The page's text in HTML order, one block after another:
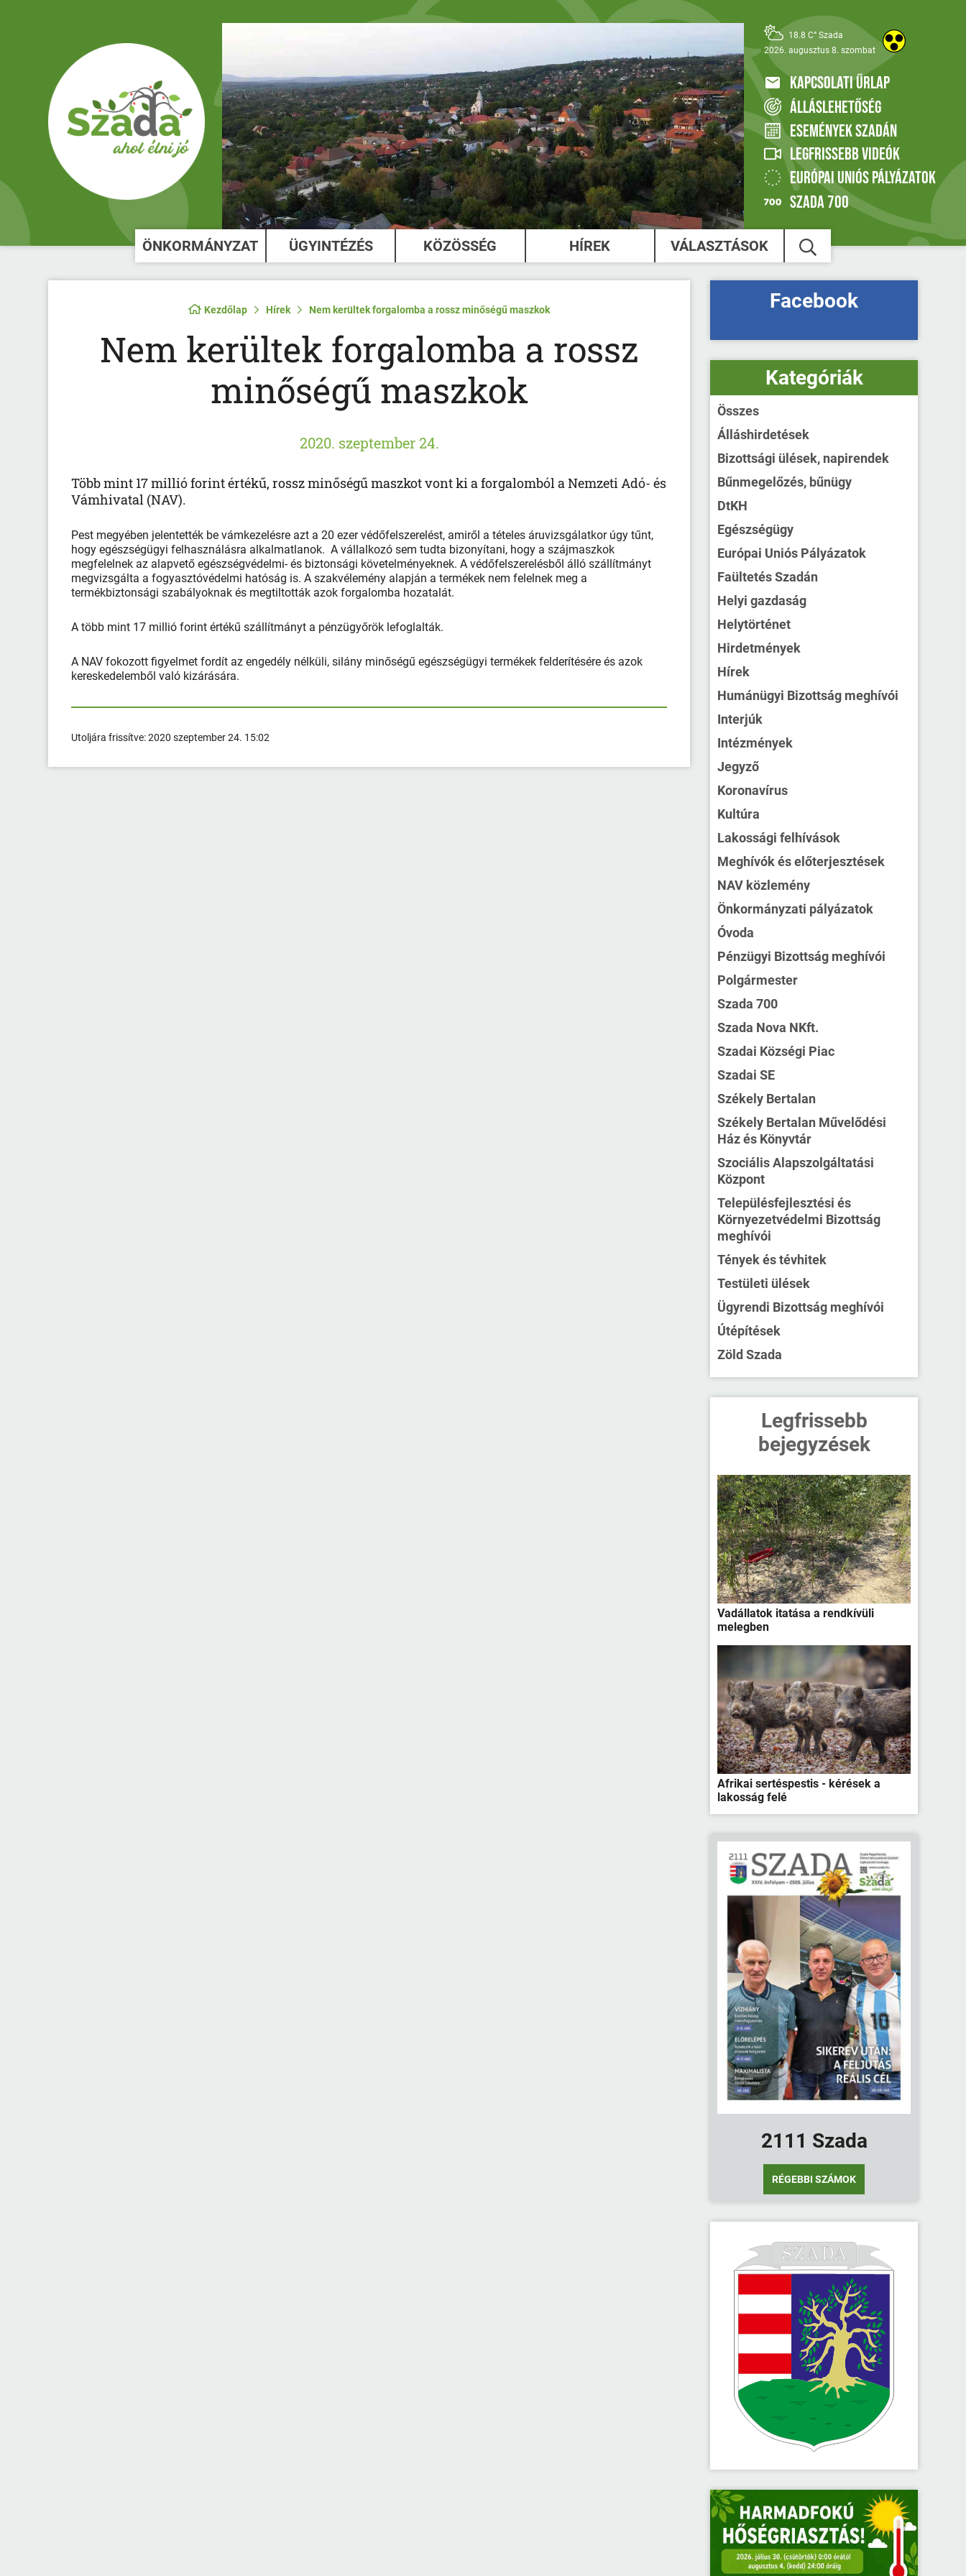
18.8 C° Szada
2026. augusztus 8. szombat
KAPCSOLATI ŰRLAP
ÁLLÁSLEHETŐSÉG
ESEMÉNYEK SZADÁN
LEGFRISSEBB VIDEÓK
EURÓPAI UNIÓS PÁLYÁZATOK
SZADA 700
ÖNKORMÁNYZAT ÜGYINTÉZÉS KÖZÖSSÉG HÍREK VÁLASZTÁSOK
Kezdőlap Hírek Nem kerültek forgalomba a rossz minőségű maszkok
Nem kerültek forgalomba a rossz
minőségű maszkok
2020. szeptember 24.
Több mint 17 millió forint értékű, rossz minőségű maszkot vont ki a forgalomból a Nemzeti Adó- és
Vámhivatal (NAV).
Pest megyében jelentették be vámkezelésre azt a 20 ezer védőfelszerelést, amiről a tételes áruvizsgálatkor úgy tűnt,
hogy egészségügyi felhasználásra alkalmatlanok. A vállalkozó sem tudta bizonyítani, hogy a szájmaszkok
megfelelnek az alapvető egészségvédelmi- és biztonsági követelményeknek. A védőfelszerelésből álló szállítmányt
megvizsgálta a fogyasztóvédelmi hatóság is. A szakvélemény alapján a termékek nem felelnek meg a
termékbiztonsági szabályoknak és megtiltották azok forgalomba hozatalát.
A több mint 17 millió forint értékű szállítmányt a pénzügyőrök lefoglalták.
A NAV fokozott figyelmet fordít az engedély nélküli, silány minőségű egészségügyi termékek felderítésére és azok
kereskedelemből való kizárására.
Utoljára frissítve:2020 szeptember 24. 15:02
Facebook
Kategóriák
Összes
Álláshirdetések
Bizottsági ülések, napirendek
Bűnmegelőzés, bűnügy
DtKH
Egészségügy
Európai Uniós Pályázatok
Faültetés Szadán
Helyi gazdaság
Helytörténet
Hirdetmények
Hírek
Humánügyi Bizottság meghívói
Interjúk
Intézmények
Jegyző
Koronavírus
Kultúra
Lakossági felhívások
Meghívók és előterjesztések
NAV közlemény
Önkormányzati pályázatok
Óvoda
Pénzügyi Bizottság meghívói
Polgármester
Szada 700
Szada Nova NKft.
Szadai Községi Piac
Szadai SE
Székely Bertalan
Székely Bertalan Művelődési
Ház és Könyvtár
Szociális Alapszolgáltatási
Központ
Településfejlesztési és
Környezetvédelmi Bizottság
meghívói
Tények és tévhitek
Testületi ülések
Ügyrendi Bizottság meghívói
Útépítések
Zöld Szada
Legfrissebb
bejegyzések
Vadállatok itatása a rendkívüli
melegben
Afrikai sertéspestis - kérések a
lakosság felé
2111 Szada
RÉGEBBI SZÁMOK